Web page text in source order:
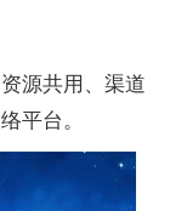
源共用、渠道
平台。